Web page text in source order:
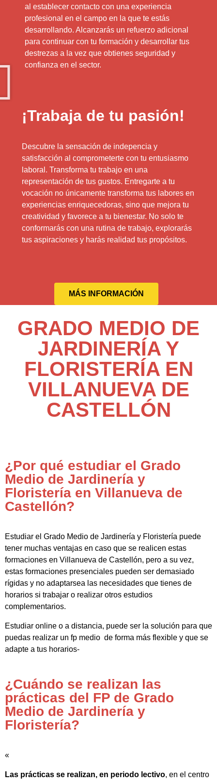
al establecer contacto con una experiencia
profesional en el campo en la que te estás
desarrollando. Alcanzarás un refuerzo adicional
para continuar con tu formación y desarrollar tus
destrezas a la vez que obtienes seguridad y
confianza en el sector.
¡Trabaja de tu pasión!
Descubre la sensación de indepencia y
satisfacción al comprometerte con tu entusiasmo
laboral. Transforma tu trabajo en una
representación de tus gustos. Entregarte a tu
vocación no únicamente transforma tus labores en
experiencias enriquecedoras, sino que mejora tu
creatividad y favorece a tu bienestar. No solo te
conformarás con una rutina de trabajo, explorarás
tus aspiraciones y harás realidad tus propósitos.
MÁS INFORMACIÓN
GRADO MEDIO DE
JARDINERÍA Y
FLORISTERÍA EN
VILLANUEVA DE
CASTELLÓN
¿Por qué estudiar el Grado
Medio de Jardinería y
Floristería en Villanueva de
Castellón?
Estudiar el Grado Medio de Jardinería y Floristería puede
tener muchas ventajas en caso que se realicen estas
formaciones en Villanueva de Castellón, pero a su vez,
estas formaciones presenciales pueden ser demasiado
rígidas y no adaptarsea las necesidades que tienes de
horarios si trabajar o realizar otros estudios
complementarios.
Estudiar online o a distancia, puede ser la solución para que
puedas realizar un fp medio de forma más flexible y que se
adapte a tus horarios-
¿Cuándo se realizan las
prácticas del FP de Grado
Medio de Jardinería y
Floristería?
«
Las prácticas se realizan, en periodo lectivo, en el centro